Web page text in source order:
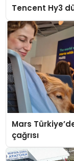
Tencent Hy3
Mars
çağrısı